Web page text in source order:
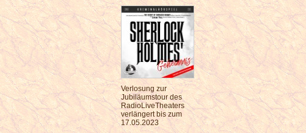
Verlosung zur
Jubiläumstour des
RadioLiveTheaters
verlängert bis zum
17.05.2023